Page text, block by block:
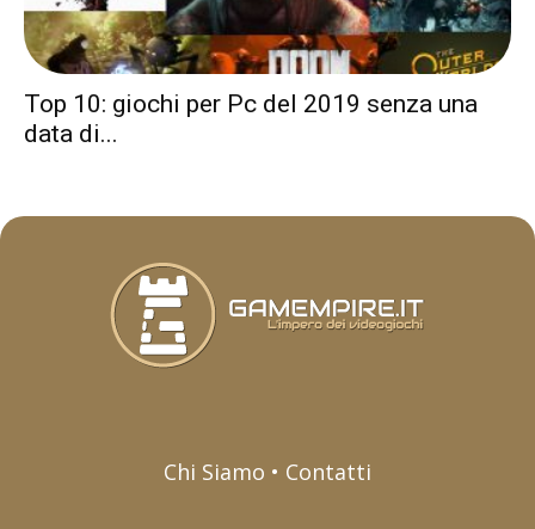
Top 10: giochi per Pc del 2019 senza una
data di...
Chi Siamo • Contatti